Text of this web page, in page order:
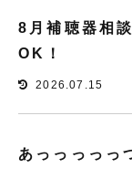
8月補聴器相
OK！
2026.07.15
あっっっっっ